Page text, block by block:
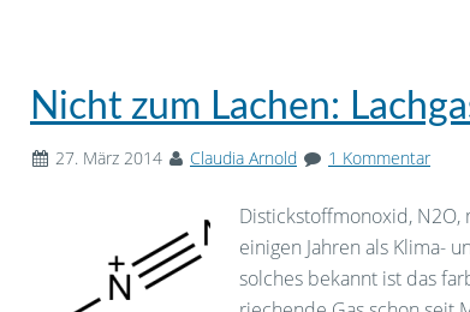
Nicht zum Lachen:
27. März 2014 Claudia Arnold 1 Kommentar
Distickstoffmonoxid, N2O,
einigen Jahren als Klima-
solches bekannt ist das